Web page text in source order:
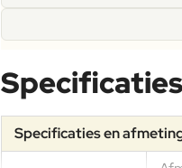
Specificaties
Specificaties en